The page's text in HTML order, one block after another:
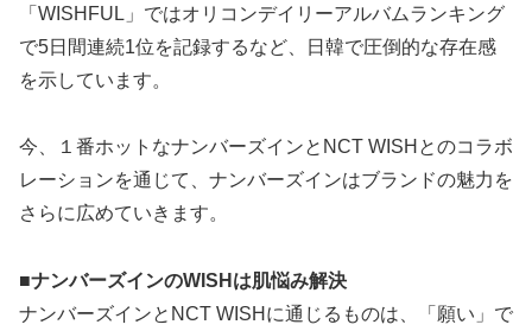
「WISHFUL」ではオリコンデイリーアルバムランキング
で5日間連続1位を記録するなど、日韓で圧倒的な存在感
を示しています。
今、１番ホットなナンバーズインとNCT WISHとのコラボ
レーションを通じて、ナンバーズインはブランドの魅力を
さらに広めていきます。
■ナンバーズインのWISHは肌悩み解決
ナンバーズインとNCT WISHに通じるものは、「願い」で